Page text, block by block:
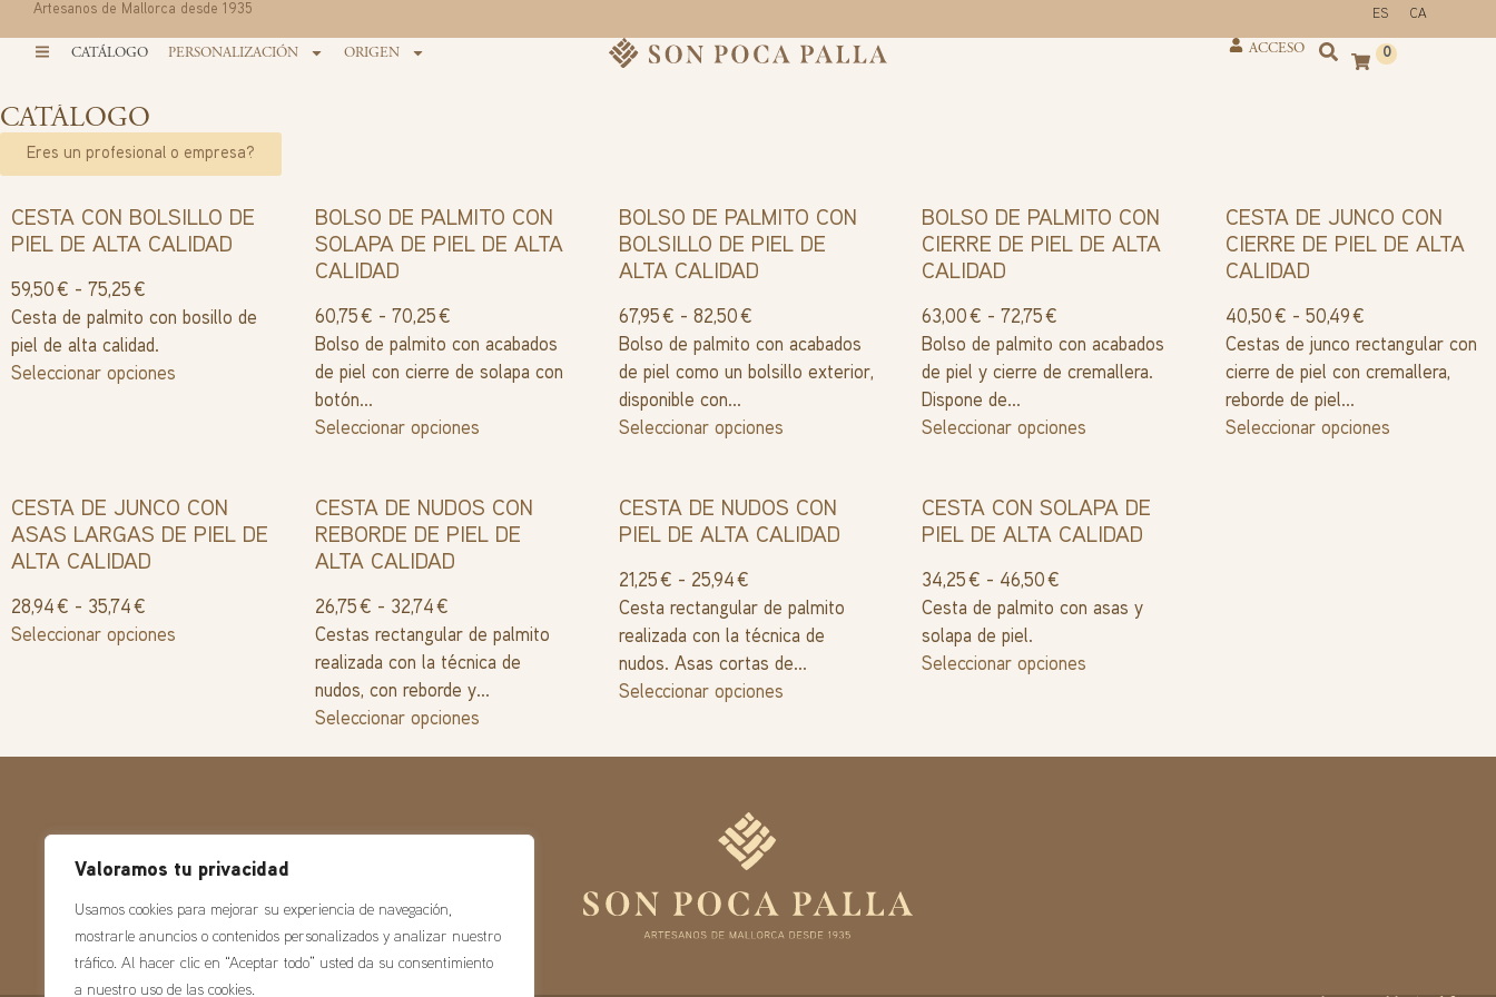
Valoramos tu privacidad
Usamos cookies para mejorar su experiencia de navegación,
mostrarle anuncios o contenidos personalizados y analizar nuestro
tráfico. Al hacer clic en “Aceptar todo” usted da su consentimiento
a nuestro uso de las cookies.
Artesanos de Mallorca desde 1935 ES CA
CATÁLOGO PERSONALIZACIÓN ORIGEN ACCESO 0
CATÁLOGO
Eres un profesional o empresa?
CESTA CON BOLSILLO DE
PIEL DE ALTA CALIDAD
59,50€ - 75,25€
Cesta de palmito con bosillo de
piel de alta calidad.
Seleccionar opciones
BOLSO DE PALMITO CON
SOLAPA DE PIEL DE ALTA
CALIDAD
60,75€ - 70,25€
Bolso de palmito con acabados
de piel con cierre de solapa con
botón...
Seleccionar opciones
BOLSO DE PALMITO CON
BOLSILLO DE PIEL DE
ALTA CALIDAD
67,95€ - 82,50€
Bolso de palmito con acabados
de piel como un bolsillo exterior,
disponible con...
Seleccionar opciones
BOLSO DE PALMITO CON
CIERRE DE PIEL DE ALTA
CALIDAD
63,00€ - 72,75€
Bolso de palmito con acabados
de piel y cierre de cremallera.
Dispone de...
Seleccionar opciones
CESTA DE JUNCO CON
CIERRE DE PIEL DE ALTA
CALIDAD
40,50€ - 50,49€
Cestas de junco rectangular con
cierre de piel con cremallera,
reborde de piel...
Seleccionar opciones
CESTA DE JUNCO CON
ASAS LARGAS DE PIEL DE
ALTA CALIDAD
28,94€ - 35,74€
Seleccionar opciones
CESTA DE NUDOS CON
REBORDE DE PIEL DE
ALTA CALIDAD
26,75€ - 32,74€
Cestas rectangular de palmito
realizada con la técnica de
nudos, con reborde y...
Seleccionar opciones
CESTA DE NUDOS CON
PIEL DE ALTA CALIDAD
21,25€ - 25,94€
Cesta rectangular de palmito
realizada con la técnica de
nudos. Asas cortas de...
Seleccionar opciones
CESTA CON SOLAPA DE
PIEL DE ALTA CALIDAD
34,25€ - 46,50€
Cesta de palmito con asas y
solapa de piel.
Seleccionar opciones